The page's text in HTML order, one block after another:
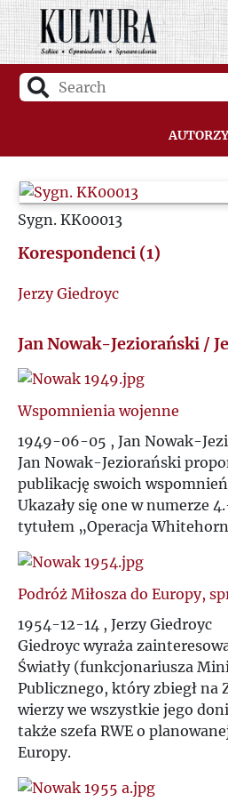
Autorzy
Sygn. KK00013
Korespondenci (1)
Jerzy Giedroyc
Jan Nowak-Jeziorański /
Wspomnienia wojenne
1949-06-05 , Jan Nowak-
Jan Nowak-Jeziorański
publikację swoich
Ukazały się one w numerze
tytułem „Operacja
Podróż Miłosza do Europy,
1954-12-14 , Jerzy Giedroyc
Giedroyc wyraża
Światły (funkcjonariusza
Publicznego, który zbiegł na
wierzy we wszystkie jego
także szefa RWE o
Europy.